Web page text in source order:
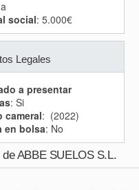
social: 5.000€
Legales
a presentar
: Si
cameral: (2022)
en bolsa: No
ABBE SUELOS S.L.